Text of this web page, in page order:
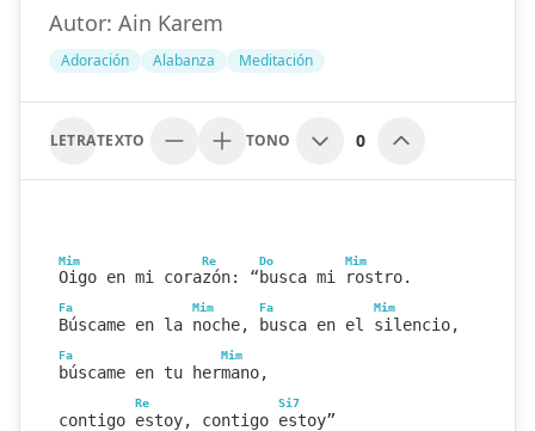
Autor: Ain Karem
Adoración Alabanza Meditación
LETRATEXTO TONO 0
Mim Re Do Mim
Oigo en mi corazón: “busca mi rostro.
Fa Mim Fa Mim
Búscame en la noche, busca en el silencio,
Fa Mim
búscame en tu hermano,
Re Si7
contigo estoy, contigo estoy”